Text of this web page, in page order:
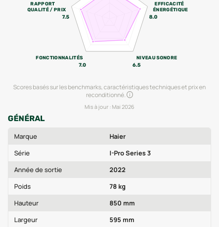
EFFICACITÉ
ÉNERGÉTIQUE
8.0
NIVEAU SONORE
6.5
FONCTIONNALITÉS
7.0
RAPPORT
QUALITÉ / PRIX
7.5
Scores basés sur les benchmarks, caractéristiques techniques et prix en
reconditionné.
Mis à jour : Mai 2026
GÉNÉRAL
Marque
Haier
Série
I-Pro Series 3
Année de sortie
2022
Poids
78 kg
Hauteur
850 mm
Largeur
595 mm